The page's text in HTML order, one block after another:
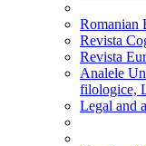
Romanian
Revista
Revista
Analele
filologice,
Legal and